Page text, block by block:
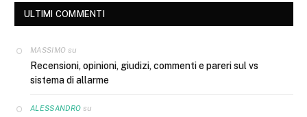
ULTIMI COMMENTI
MASSIMO su
Recensioni, opinioni, giudizi, commenti e pareri sul vs
sistema di allarme
ALESSANDRO su